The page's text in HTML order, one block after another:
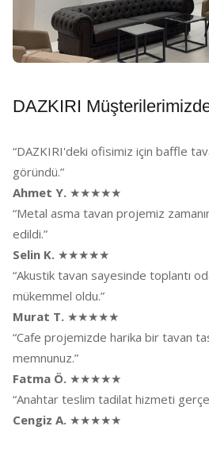
DAZKIRI
“DAZKIRI'deki ofisimiz için baffle
göründü.”
Ahmet Y. ★★★★★
“Metal asma tavan projemiz
edildi.”
Selin K. ★★★★★
“Akustik tavan sayesinde toplantı
mükemmel oldu.”
Murat T. ★★★★★
“Cafe projemizde harika bir tavan
memnunuz.”
Fatma Ö. ★★★★★
“Anahtar teslim tadilat hizmeti
Cengiz A. ★★★★★